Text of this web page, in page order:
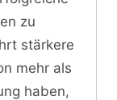
zu
stärkere
mehr als
haben,